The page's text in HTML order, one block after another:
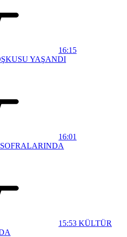
16:15
YAŞANDI
16:01
15:53 KÜLTÜR